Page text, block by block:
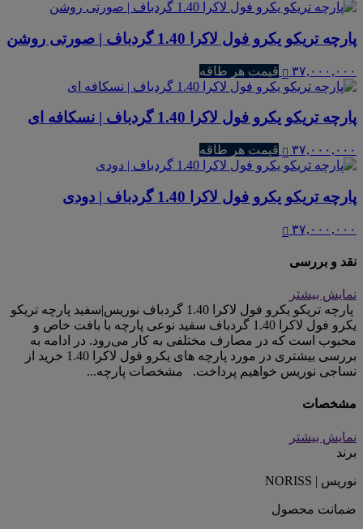
پارچه تریکو یکرو فول لاکرا 1.40 گردباف | صورتی روشن
۳۷,۰۰۰,۰۰۰ قیمت هر طاقه
پارچه تریکو یکرو فول لاکرا 1.40 گردباف | نسکافه ای
۳۷,۰۰۰,۰۰۰ قیمت هر طاقه
پارچه تریکو یکرو فول لاکرا 1.40 گردباف | دودی
۳۷,۰۰۰,۰۰۰
نقد و بررسی
نمایش بیشتر
پارچه تریکو یکرو فول لاکرا 1.40 گردباف نوریس|سفید پارچه تریکو
یکرو فول لاکرا 1.40 گردباف سفید نوعی پارچه با بافت خاص و
محبوب است که در مصارف مختلفی به کار می‌رود. در ادامه به
بررسی بیشتری در مورد پارچه های یکرو فول لاکرا 1.40 خرید از
نساجی نوریس خواهیم پرداخت. مشخصات پارچه...
مشخصات
نمایش بیشتر
برند
نوریس | NORISS
ضمانت محصول